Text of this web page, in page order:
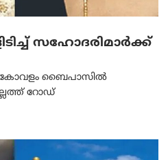
സഹോദരിമാര്‍ക്ക്
കോവളം ബൈപാസിൽ
റോഡ്